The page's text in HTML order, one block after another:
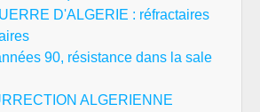
D'ALGERIE : réfractaires
90, résistance dans la sale
ALGERIENNE